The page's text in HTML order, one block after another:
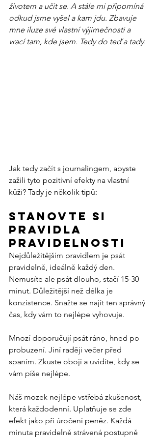
životem a učit se. A stále mi připomíná
odkud jsme vyšel a kam jdu. Zbavuje
mne iluze své vlastní výjimečnosti a
vrací tam, kde jsem. Tedy do teď a tady.
Jak tedy začít s journalingem, abyste
zažili tyto pozitivní efekty na vlastní
kůži? Tady je několik tipů:
Stanovte si
pravidla
pravidelnosti
Nejdůležitějším pravidlem je psát
pravidelně, ideálně každý den.
Nemusíte ale psát dlouho, stačí 15-30
minut. Důležitější než délka je
konzistence. Snažte se najít ten správný
čas, kdy vám to nejlépe vyhovuje.
Mnozí doporučují psát ráno, hned po
probuzení. Jiní raději večer před
spaním. Zkuste obojí a uvidíte, kdy se
vám píše nejlépe.
Náš mozek nejlépe vstřebá zkušenost,
která každodenní. Uplatňuje se zde
efekt jako při úročení peněz. Každá
minuta pravidelně strávená postupně